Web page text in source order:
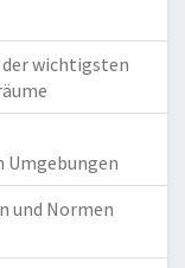
wichtigsten
Umgebungen
und Normen